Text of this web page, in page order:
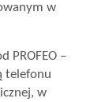
w
PROFEO –
telefonu
w